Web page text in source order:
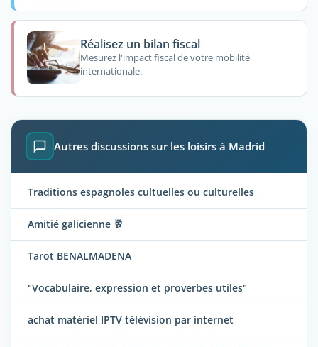
Réalisez un bilan fiscal
Mesurez l'impact fiscal de votre mobilité
internationale.
Autres discussions sur les loisirs à Madrid
Traditions espagnoles cultuelles ou culturelles
Amitié galicienne 🥂
Tarot BENALMADENA
"Vocabulaire, expression et proverbes utiles"
achat matériel IPTV télévision par internet